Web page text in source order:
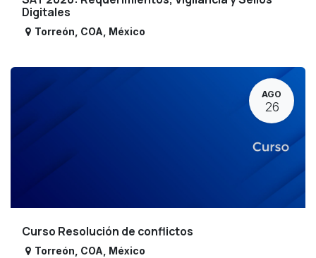
Digitales
Torreón COA México
AGO
26
Curso Resolución de conflictos
Torreón COA México